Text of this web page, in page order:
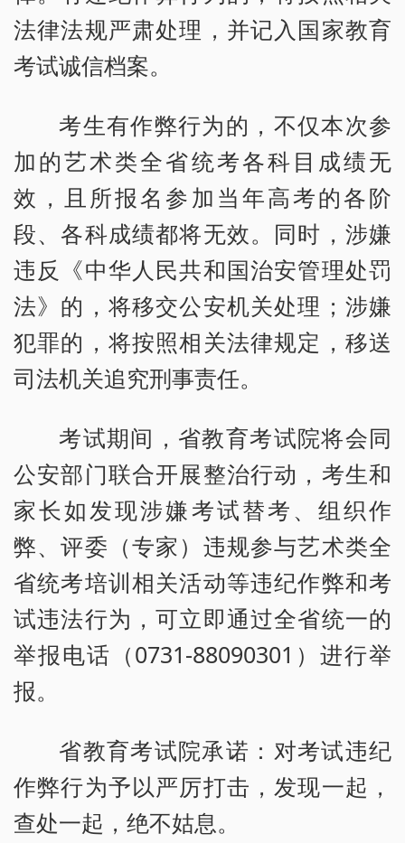
法律法规严肃处理，并记入国家教育
考试诚信档案。
考生有作弊行为的，不仅本次参
加的艺术类全省统考各科目成绩无
效，且所报名参加当年高考的各阶
段、各科成绩都将无效。同时，涉嫌
违反《中华人民共和国治安管理处罚
法》的，将移交公安机关处理；涉嫌
犯罪的，将按照相关法律规定，移送
司法机关追究刑事责任。
考试期间，省教育考试院将会同
公安部门联合开展整治行动，考生和
家长如发现涉嫌考试替考、组织作
弊、评委（专家）违规参与艺术类全
省统考培训相关活动等违纪作弊和考
试违法行为，可立即通过全省统一的
举报电话（0731-88090301）进行举
报。
省教育考试院承诺：对考试违纪
作弊行为予以严厉打击，发现一起，
查处一起，绝不姑息。